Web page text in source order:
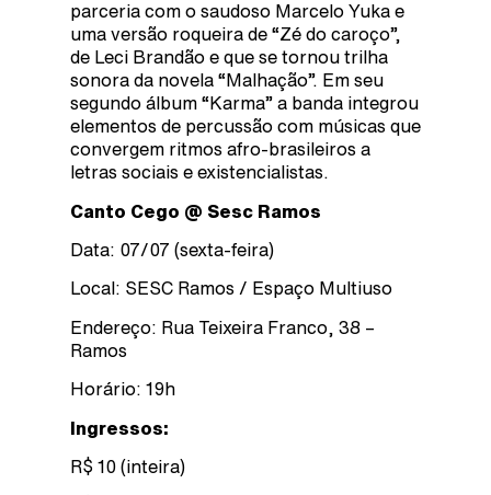
parceria com o saudoso Marcelo Yuka e
uma versão roqueira de “Zé do caroço”,
de Leci Brandão e que se tornou trilha
sonora da novela “Malhação”. Em seu
segundo álbum “Karma” a banda integrou
elementos de percussão com músicas que
convergem ritmos afro-brasileiros a
letras sociais e existencialistas.
Canto Cego @ Sesc Ramos
Data: 07/07 (sexta-feira)
Local: SESC Ramos / Espaço Multiuso
Endereço: Rua Teixeira Franco, 38 –
Ramos
Horário: 19h
Ingressos:
R$ 10 (inteira)